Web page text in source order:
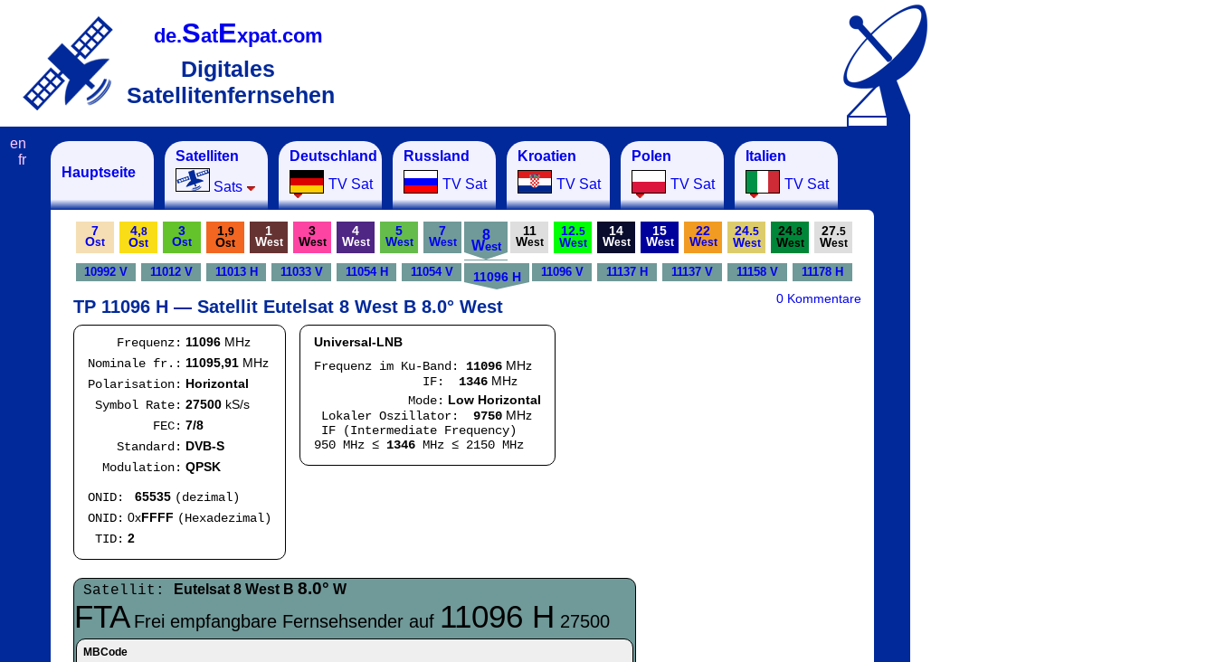
de.SatExpat.com
Digitales
Satellitenfernsehen
Hauptseite
Satelliten
Sats
Deutschland
TV Sat
Russland
TV Sat
Kroatien
TV Sat
Polen
TV Sat
Italien
TV Sat
en
fr
7
Ost
4,8
Ost
3
Ost
1,9
Ost
1
West
3
West
4
West
5
West
7
West 8
West
11
West
12.5
West
14
West
15
West
22
West
24.5
West
24.8
West
27.5
West
10992 V 11012 V 11013 H 11033 V 11054 H 11054 V 11096 H 11096 V 11137 H 11137 V 11158 V 11178 H
TP 11096 H — Satellit Eutelsat 8 West B 8.0° West
Frequenz: 11096 MHz
Nominale fr.: 11095,91 MHz
Polarisation: Horizontal
Symbol Rate: 27500 kS/s
FEC: 7/8
Standard: DVB-S
Modulation: QPSK
ONID: 65535 (dezimal)
ONID: 0xFFFF (Hexadezimal)
TID: 2
Universal-LNB
Frequenz im Ku-Band: 11096 MHz
IF:
1346 MHz
Mode: Low Horizontal
Lokaler Oszillator:
9750 MHz
IF (Intermediate Frequency)
950 MHz ≤ 1346 MHz ≤ 2150 MHz
Satellit: Eutelsat 8 West B 8.0° W
FTA Frei empfangbare Fernsehsender auf 11096 H 27500
MBCode
0 Kommentare